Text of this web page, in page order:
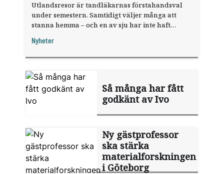
Utlandsresor är tandläkarnas förstahandsval
under semestern. Samtidigt väljer många att
stanna hemma – och en av sju har inte haft
fråga".
Nyheter
Så många har fått
godkänt av Ivo
Ny gästprofessor
ska stärka
materialforskningen
i Göteborg